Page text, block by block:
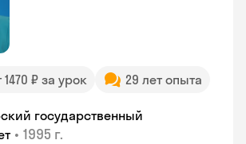
1470 ₽ за урок 29 лет опыта
государственный
• 1995 г.